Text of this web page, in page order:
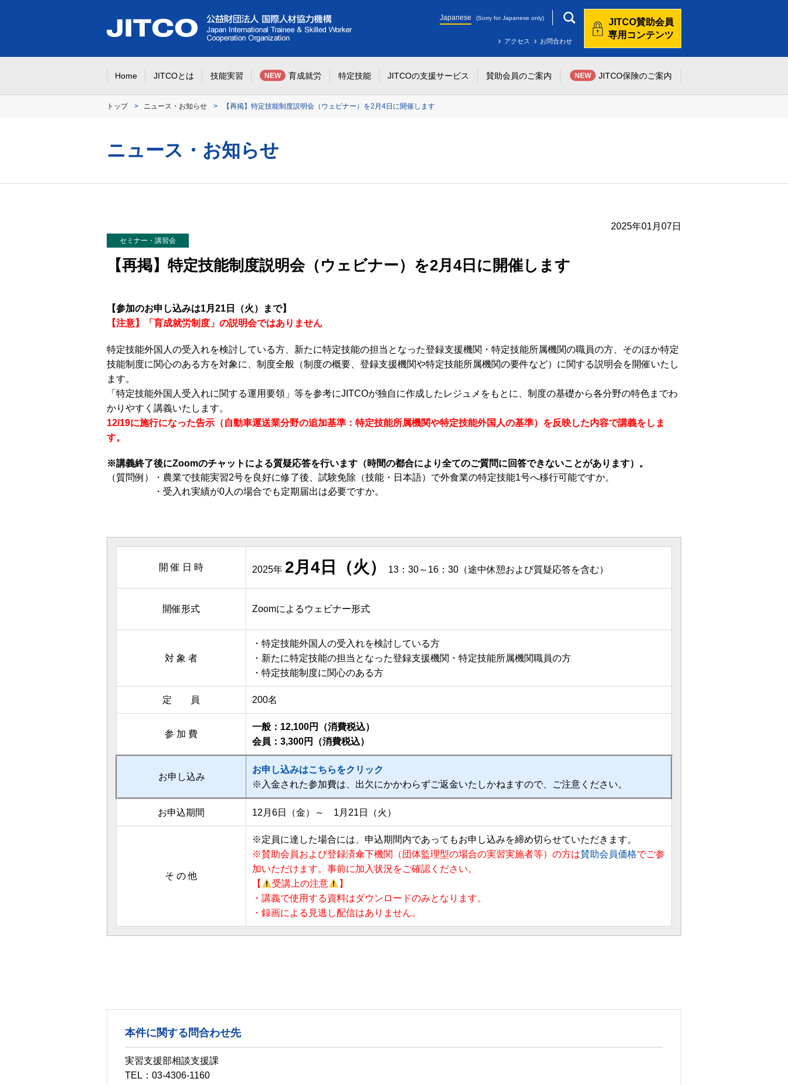
Japanese (Sorry for Japanese only)
JITCO賛助会員
専用コンテンツ
アクセス お問合わせ
Home JITCOとは 技能実習 NEW 育成就労 特定技能 JITCOの支援サービス 賛助会員のご案内 NEW JITCO保険のご案内
トップ ニュース・お知らせ 【再掲】特定技能制度説明会（ウェビナー）を2月4日に開催します
ニュース・お知らせ
2025年01月07日
セミナー・講習会
【再掲】特定技能制度説明会（ウェビナー）を2月4日に開催します
【参加のお申し込みは1月21日（火）まで】
【注意】「育成就労制度」の説明会ではありません
特定技能外国人の受入れを検討している方、新たに特定技能の担当となった登録支援機関・特定技能所属機関の職員の方、そのほか特定
技能制度に関心のある方を対象に、制度全般（制度の概要、登録支援機関や特定技能所属機関の要件など）に関する説明会を開催いたし
ます。
「特定技能外国人受入れに関する運用要領」等を参考にJITCOが独自に作成したレジュメをもとに、制度の基礎から各分野の特色までわ
かりやすく講義いたします。
12/19に施行になった告示（自動車運送業分野の追加基準：特定技能所属機関や特定技能外国人の基準）を反映した内容で講義をしま
す。
※講義終了後にZoomのチャットによる質疑応答を行います（時間の都合により全てのご質問に回答できないことがあります）。
（質問例）・農業で技能実習2号を良好に修了後、試験免除（技能・日本語）で外食業の特定技能1号へ移行可能ですか。
・受入れ実績が0人の場合でも定期届出は必要ですか。
開 催 日 時 2025年 2月4日（火） 13：30～16：30（途中休憩および質疑応答を含む）
開催形式 Zoomによるウェビナー形式
対 象 者
・特定技能外国人の受入れを検討している方
・新たに特定技能の担当となった登録支援機関・特定技能所属機関職員の方
・特定技能制度に関心のある方
定 員 200名
参 加 費
一般：12,100円（消費税込）
会員：3,300円（消費税込）
お申し込み
お申し込みはこちらをクリック
※入金された参加費は、出欠にかかわらずご返金いたしかねますので、ご注意ください。
お申込期間 12月6日（金）～ 1月21日（火）
そ の 他
※定員に達した場合には、申込期間内であってもお申し込みを締め切らせていただきます。
※賛助会員および登録済傘下機関（団体監理型の場合の実習実施者等）の方は賛助会員価格でご参
加いただけます。事前に加入状況をご確認ください。
【
受講上の注意
】
・講義で使用する資料はダウンロードのみとなります。
・録画による見逃し配信はありません。
本件に関する問合わせ先
実習支援部相談支援課
TEL：03-4306-1160